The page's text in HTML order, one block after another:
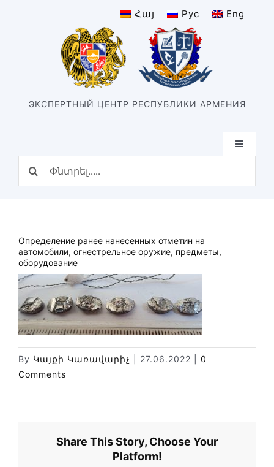
Հայ Рус Eng
ЭКСПЕРТНЫЙ ЦЕНТР РЕСПУБЛИКИ АРМЕНИЯ
Toggle
Структура
Подразделения
Библиотека
Карта сайта
Определение ранее нанесенных отметин на
автомобили, огнестрельное оружие, предметы,
оборудование
By Կայքի Կառավարիչ 27.06.2022
0
Comments
Share This Story, Choose Your
Platform!